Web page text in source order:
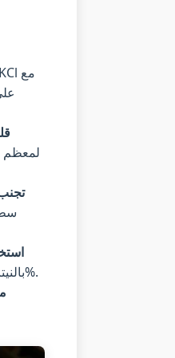
بالنيتروجين أو الأرجون لإزاحة الأكسجين. يمكن أن يقلل هذا الخبث بنسبة 40-60%.